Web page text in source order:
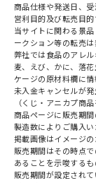
商品仕様や発送日、受
営利目的及び転売目
当サイトに関わる景
ークション等の転売は
弊社では食品のアレ
麦、えび、かに、落
ケージの原材料欄に情
未入金キャンセルが
（くじ・アニカプ商品
商品ページに販売期
製造数によりご購入い
掲載画像はイメージ
販売期間はその時点
あることを示唆するも
販売期間が設定され